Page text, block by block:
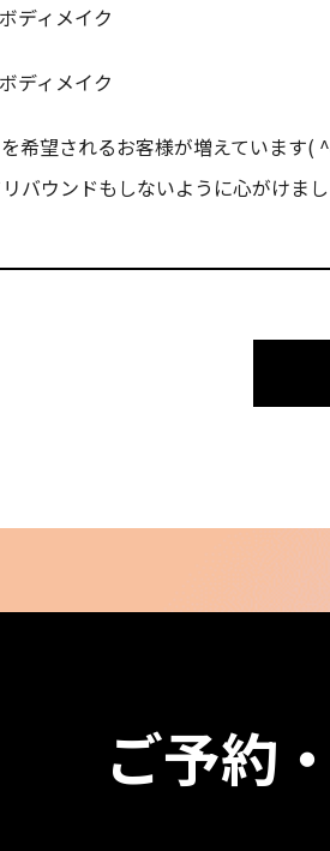
ディメイク
ディメイク
希望されるお客様が増えています(
バウンドもしないように心がけまし
ご予約